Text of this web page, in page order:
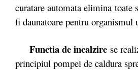
curatare automata elimina toate
fi daunatoare pentru organismul
Functia de incalzire se
principiul pompei de caldura